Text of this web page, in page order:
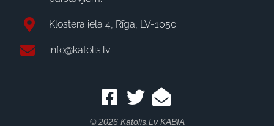
Klostera iela 4, Rīga, LV-1050
info@katolis.lv
© 2026 Katolis.lv KABIA